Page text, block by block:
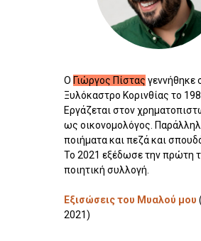
Ο Γιώργος Πίστας γεννήθηκε
Ξυλόκαστρο Κορινθίας το
Εργάζεται στον
ως οικονομολόγος.
ποιήματα και πεζά και
Το 2021 εξέδωσε την πρώτη
ποιητική συλλογή.
Εξισώσεις του Μυαλού μου
2021)